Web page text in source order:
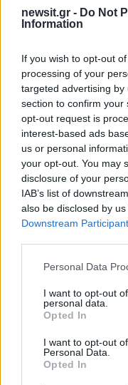
newsit.gr - Do Not
Information
If you wish to opt-out
processing of your
targeted advertising
section to confirm your
opt-out request is
interest-based ads
us or personal
your opt-out. You may
disclosure of your
IAB’s list of
also be disclosed by
Downstream
Please note that this
not limited to your visit
grant or deny consent
use your data for
consent section.
Personal Data
I want to opt-out
personal data.
Opted In
I want to opt-out
Personal Data.
Opted In
Όροι Χρήσης. Το site
Πολιτική Απορρήτου&
Ακολουθήστε το
τελευταία νέατης